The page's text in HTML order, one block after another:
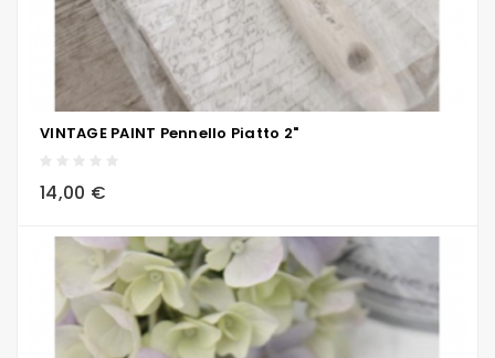
VINTAGE PAINT Pennello Piatto 2"
14,00 €
local_grocery_store